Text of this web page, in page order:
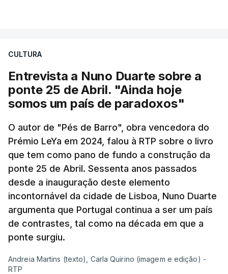
CULTURA
Entrevista a Nuno Duarte sobre a
ponte 25 de Abril. "Ainda hoje
somos um país de paradoxos"
O autor de "Pés de Barro", obra vencedora do
Prémio LeYa em 2024, falou à RTP sobre o livro
que tem como pano de fundo a construção da
ponte 25 de Abril. Sessenta anos passados
desde a inauguração deste elemento
incontornável da cidade de Lisboa, Nuno Duarte
argumenta que Portugal continua a ser um país
de contrastes, tal como na década em que a
ponte surgiu.
Andreia Martins (texto), Carla Quirino (imagem e edição) -
RTP